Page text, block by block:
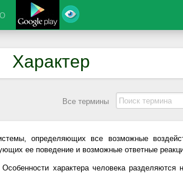
Характер
Все термины
определяющих все возможные
ее поведение и возможные ответные
характера человека